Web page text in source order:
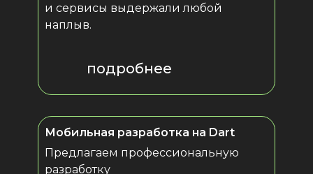
и сервисы выдержали любой
наплыв.
подробнее
подробнее
Предлагаем профессиональную
разработку
Мобильная разработка на Dart